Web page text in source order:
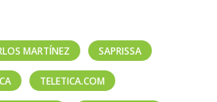
MARTÍNEZ SAPRISSA
TELETICA.COM